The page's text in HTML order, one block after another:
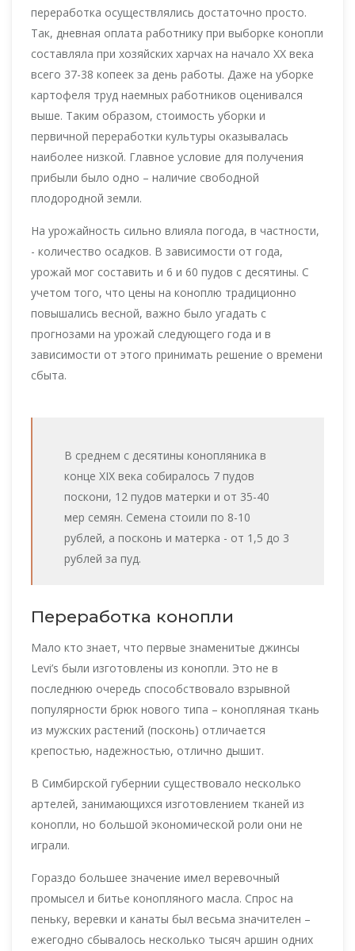
переработка осуществлялись достаточно просто.
Так, дневная оплата работнику при выборке конопли
составляла при хозяйских харчах на начало XX века
всего 37-38 копеек за день работы. Даже на уборке
картофеля труд наемных работников оценивался
выше. Таким образом, стоимость уборки и
первичной переработки культуры оказывалась
наиболее низкой. Главное условие для получения
прибыли было одно – наличие свободной
плодородной земли.
На урожайность сильно влияла погода, в частности,
- количество осадков. В зависимости от года,
урожай мог составить и 6 и 60 пудов с десятины. С
учетом того, что цены на коноплю традиционно
повышались весной, важно было угадать с
прогнозами на урожай следующего года и в
зависимости от этого принимать решение о времени
сбыта.
В среднем с десятины конопляника в
конце XIX века собиралось 7 пудов
поскони, 12 пудов матерки и от 35-40
мер семян. Семена стоили по 8-10
рублей, а посконь и матерка - от 1,5 до 3
рублей за пуд.
Переработка конопли
Мало кто знает, что первые знаменитые джинсы
Levi’s были изготовлены из конопли. Это не в
последнюю очередь способствовало взрывной
популярности брюк нового типа – конопляная ткань
из мужских растений (посконь) отличается
крепостью, надежностью, отлично дышит.
В Симбирской губернии существовало несколько
артелей, занимающихся изготовлением тканей из
конопли, но большой экономической роли они не
играли.
Гораздо большее значение имел веревочный
промысел и битье конопляного масла. Спрос на
пеньку, веревки и канаты был весьма значителен –
ежегодно сбывалось несколько тысяч аршин одних